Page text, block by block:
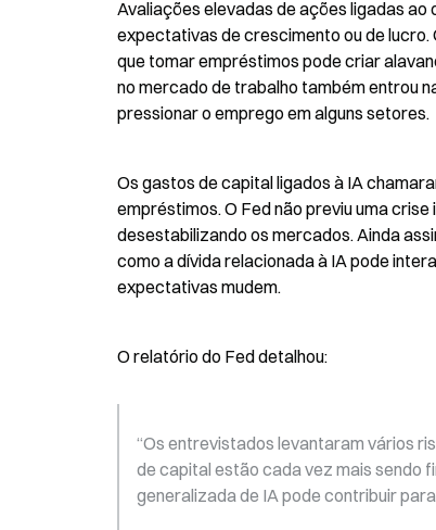
Avaliações elevadas de ações ligadas
expectativas de crescimento ou de
que tomar empréstimos pode criar
no mercado de trabalho também entrou
pressionar o emprego em alguns setores.
Os gastos de capital ligados à IA
empréstimos. O Fed não previu uma
desestabilizando os mercados. Ainda
como a dívida relacionada à IA pode
expectativas mudem.
O relatório do Fed detalhou:
“Os entrevistados levantaram vários
de capital estão cada vez mais sendo
generalizada de IA pode contribuir